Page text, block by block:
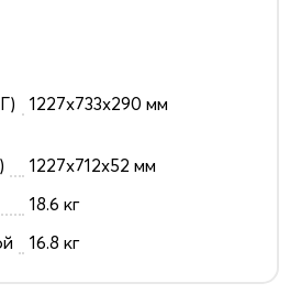
1227x733x290 мм
1227x712x52 мм
18.6 кг
16.8 кг